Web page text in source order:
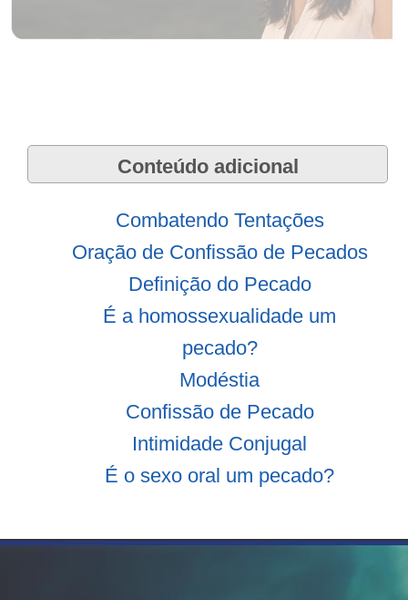
Conteúdo adicional
Combatendo Tentações
Oração de Confissão de Pecados
Definição do Pecado
É a homossexualidade um
pecado?
Modéstia
Confissão de Pecado
Intimidade Conjugal
É o sexo oral um pecado?